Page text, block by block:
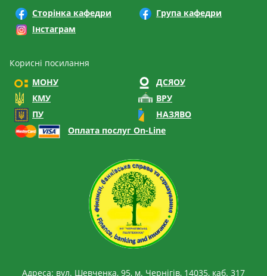
Сторінка кафедри
Група кафедри
Інстаграм
Корисні посилання
МОНУ
ДСЯОУ
КМУ
ВРУ
ПУ
НАЗЯВО
Оплата послуг On-Line
Адреса: вул. Шевченка, 95, м. Чернігів, 14035, каб. 317